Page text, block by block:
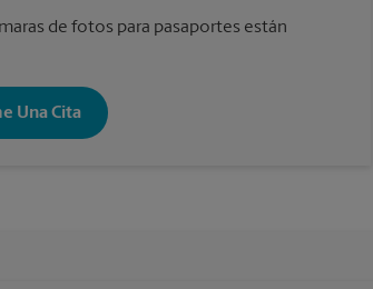
de fotos para pasaportes están
Una Cita